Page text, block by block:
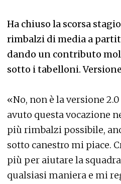
Ha chiuso la scorsa
rimbalzi di media a
dando un contributo
sotto i tabelloni.
«No, non è la versione
avuto questa vocazione
più rimbalzi possibile,
sotto canestro mi piace.
più per aiutare la
qualsiasi maniera e mi